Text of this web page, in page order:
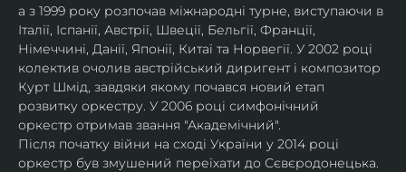
а з 1999 року розпочав міжнародні турне, виступаючи в
Італії, Іспанії, Австрії, Швеції, Бельгії, Франції,
Німеччині, Данії, Японії, Китаї та Норвегії. У 2002 році
колектив очолив австрійський диригент і композитор
Курт Шмід, завдяки якому почався новий етап
розвитку оркестру. У 2006 році симфонічний
оркестр отримав звання "Академічний".
Після початку війни на сході України у 2014 році
оркестр був змушений переїхати до Сєвєродонецька.